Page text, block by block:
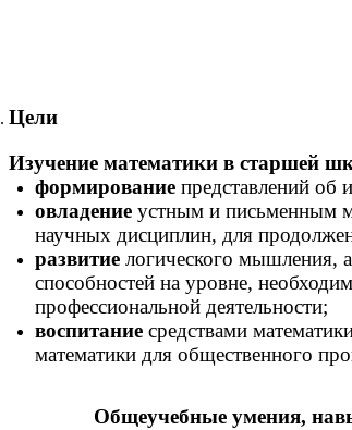
Цели
Изучение математики в старшей
формирование представлений об
овладение устным и письменным
научных дисциплин, для
развитие логического мышления,
способностей на уровне,
профессиональной деятельности;
воспитание средствами
математики для общественного
Общеучебные умения,